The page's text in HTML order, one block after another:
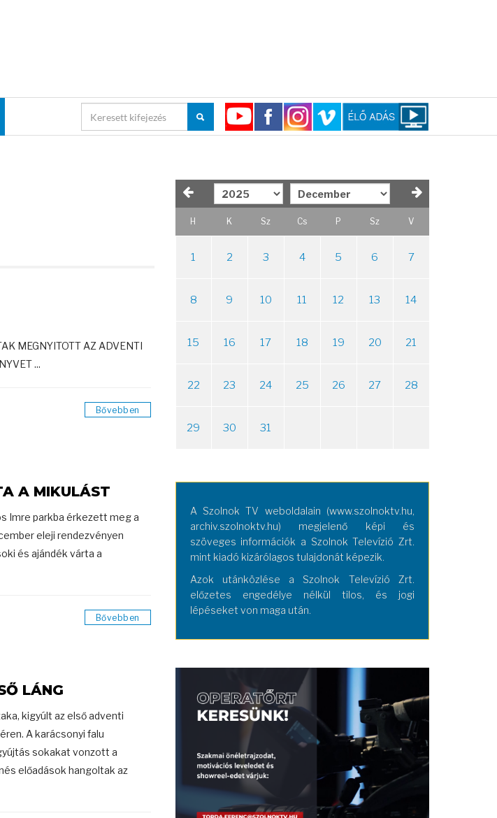
MEGNYITOTT AZ ADVENTI
...
Bővebben
A MIKULÁST
Imre parkba érkezett meg a
eleji rendezvényen
és ajándék várta a
Bővebben
LÁNG
kigyúlt az első adventi
A karácsonyi falu
sokakat vonzott a
előadások hangoltak az
H K Sz Cs P Sz V
1 2 3 4 5 6 7
8 9 10 11 12 13 14
15 16 17 18 19 20 21
22 23 24 25 26 27 28
29 30 31
A Szolnok TV weboldalain (www.szolnoktv.hu,
archiv.szolnoktv.hu) megjelenő képi és
szöveges információk a Szolnok Televízió Zrt.
mint kiadó kizárólagos tulajdonát képezik.
Azok utánközlése a Szolnok Televízió Zrt.
előzetes engedélye nélkül tilos, és jogi
lépéseket von maga után.